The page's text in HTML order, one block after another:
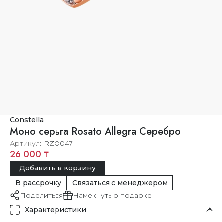
Constella
Моно серьга Rosato Allegra Серебро
Артикул RZO047
26 000 ₸
Добавить в корзину
В рассрочку
Связаться с менеджером
Поделиться
Намекнуть о подарке
Характеристики